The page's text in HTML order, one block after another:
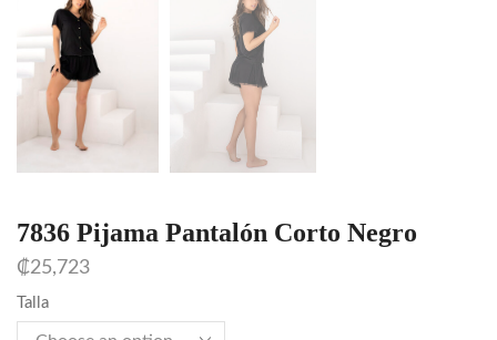
7836 Pijama Pantalón Corto Negro
₡25,723
Talla